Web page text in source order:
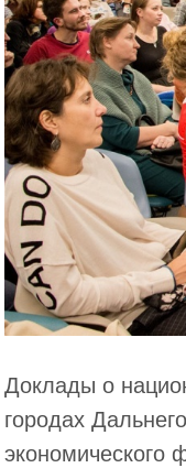
Доклады о
городах
экономического